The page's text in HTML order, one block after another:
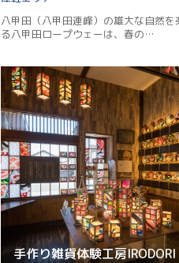
八甲田（八甲田連峰）の雄大な自然を
る八甲田ロープウェーは、春の…
手作り雑貨体験工房IRODORI